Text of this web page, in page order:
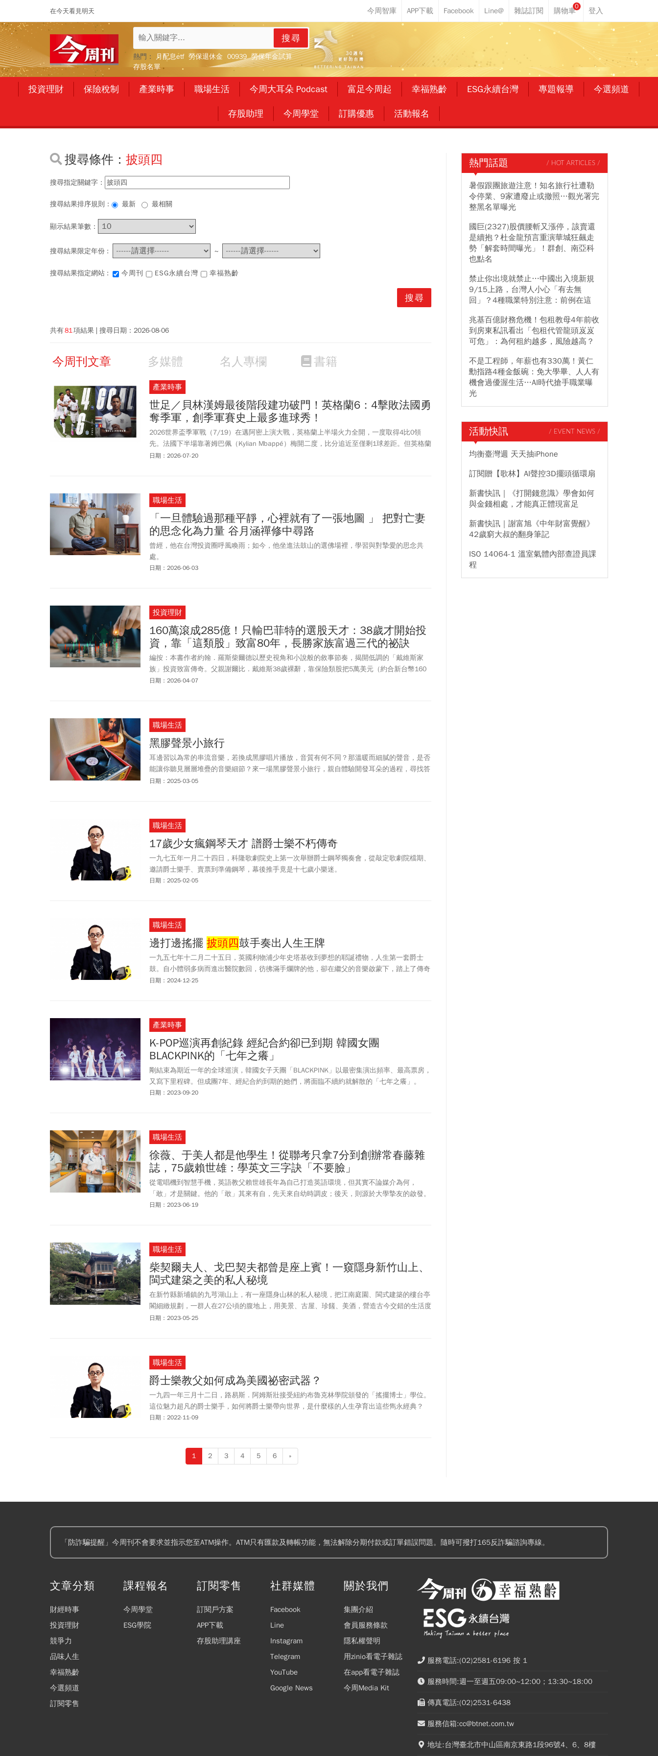
在今天看見明天
0
搜尋
熱門： 月配息etf 勞保退休金 00939 勞保年金試算
存股名單
投資理財 保險稅制 產業時事 職場生活 今周大耳朵 Podcast 富足今周起 幸福熟齡 ESG永續台灣 專題報導 今選頻道
存股助理 今周學堂 訂購優惠 活動報名
搜尋條件： 披頭四
搜尋指定關鍵字：
搜尋結果排序規則： 最新 最相關
顯示結果筆數：
搜尋結果限定年份 : ~
搜尋結果指定網站 : 今周刊 ESG永續台灣 幸福熟齡
共有81項結果 搜尋日期： 2026-08-06
今周刊文章 多媒體 名人專欄 書籍
產業時事
世足／貝林漢姆最後階段建功破門！英格蘭6：4擊敗法國勇
奪季軍，創季軍賽史上最多進球秀！
2026世界盃季軍戰（7/19）在邁阿密上演大戰，英格蘭上半場火力全開，一度取得4比0領
先。法國下半場靠著姆巴佩（Kylian Mbappé）梅開二度，比分追近至僅剩1球差距。但英格蘭
最終仍靠薩卡（Bukayo Saka）完成帽子戲法。貝林漢姆（Jude Bellingham）最後機會反擊破
是場上功臣！在世足8強賽，助英格蘭以2：1 擊敗挪威！不斷證明自己是世界足壇最具代表性
的年輕球星之一。在2022年「卡達世界盃」，他就展現超齡成熟、擔任場上核心關鍵人物。
在2026年世界盃，全面扛起球隊重任，多場比賽有關鍵進球與助攻，是扭轉局勢的「關鍵先
生」。近期賽事讓外界見識到，他在場上的領導能力。年僅23歲的他，不僅擁有成熟球技與領
袖氣質，場外憑藉時尚魅力贏得不少代言，逐漸累積超高人氣，更成為全球足壇最受矚目新生
代巨星。此外，他和挪威球星哈蘭德的「兄弟情」，更是粉絲場外津津樂道的話題。
日期：2026-07-20
職場生活
「一旦體驗過那種平靜，心裡就有了一張地圖 」 把對亡妻
的思念化為力量 谷月涵禪修中尋路
曾經，他在台灣投資圈呼風喚雨；如今，他坐進法鼓山的選佛場裡，學習與對摯愛的思念共
處。
日期：2026-06-03
投資理財
160萬滾成285億！只輸巴菲特的選股天才：38歲才開始投
資，靠「這類股」致富80年，長勝家族富過三代的祕訣
編按：本書作者約翰．羅斯柴爾德以歷史視角和小說般的敘事節奏，揭開低調的「戴維斯家
族」投資致富傳奇。父親謝爾比．戴維斯38歲裸辭，靠保險類股把5萬美元（約合新台幣160
萬元）變成9億美元（約合新台幣285億元）。他死守保險類股45年，布局美國、日本市場，
戴維斯家族不追逐潮流、不迷信專家，更不屈服於市場瘋狂，打破「富不過三代」魔咒。真正
讓財富得以延續的，不是運氣，而是心態、紀律與對價值的堅持。
日期：2026-04-07
職場生活
黑膠聲景小旅行
耳邊習以為常的串流音樂，若換成黑膠唱片播放，音質有何不同？那溫暖而細膩的聲音，是否
能讓你聽見層層堆疊的音樂細節？來一場黑膠聲景小旅行，親自體驗開發耳朵的過程，尋找答
案吧！
日期：2025-03-05
職場生活
17歲少女瘋鋼琴天才 譜爵士樂不朽傳奇
一九七五年一月二十四日，科隆歌劇院史上第一次舉辦爵士鋼琴獨奏會，從敲定歌劇院檔期、
邀請爵士樂手、賣票到準備鋼琴，幕後推手竟是十七歲小樂迷。
日期：2025-02-05
職場生活
邊打邊搖擺 披頭四鼓手奏出人生王牌
一九五七年十二月二十五日，英國利物浦少年史塔基收到夢想的耶誕禮物，人生第一套爵士
鼓。自小體弱多病而進出醫院數回，彷彿滿手爛牌的他，卻在繼父的音樂啟蒙下，踏上了傳奇
鼓手之路。
日期：2024-12-25
產業時事
K-POP巡演再創紀錄 經紀合約卻已到期 韓國女團
BLACKPINK的「七年之癢」
剛結束為期近一年的全球巡演，韓國女子天團「BLACKPINK」以最密集演出頻率、最高票房，
又寫下里程碑。但成團7年、經紀合約到期的她們，將面臨不續約就解散的「七年之癢」。
日期：2023-09-20
職場生活
徐薇、于美人都是他學生！從聯考只拿7分到創辦常春藤雜
誌，75歲賴世雄：學英文三字訣「不要臉」
從電唱機到智慧手機，英語教父賴世雄長年為自己打造英語環境，但其實不論媒介為何，
「敢」才是關鍵。他的「敢」其來有自，先天來自幼時調皮；後天，則源於大學摯友的啟發。
日期：2023-06-19
職場生活
柴契爾夫人、戈巴契夫都曾是座上賓！一窺隱身新竹山上、
閩式建築之美的私人秘境
在新竹縣新埔鎮的九芎湖山上，有一座隱身山林的私人秘境，把江南庭園、閩式建築的樓台亭
閣細緻規劃，一群人在27公頃的腹地上，用美景、古屋、珍饈、美酒，營造古今交錯的生活度
假感。
日期：2023-05-25
職場生活
爵士樂教父如何成為美國祕密武器？
一九四一年三月十二日，路易斯．阿姆斯壯接受紐約布魯克林學院頒發的「搖擺博士」學位。
這位魅力超凡的爵士樂手，如何將爵士樂帶向世界，是什麼樣的人生孕育出這些雋永經典？
日期：2022-11-09
1 2 3 4 5 6 »
熱門話題 / HOT ARTICLES /
暑假跟團旅遊注意！知名旅行社遭勒
令停業、9家遭廢止或撤照…觀光署完
整黑名單曝光
國巨(2327)股價腰斬又漲停，該賣還
是續抱？杜金龍預言重演華城狂飆走
勢「解套時間曝光」！群創、南亞科
也點名
禁止你出境就禁止…中國出入境新規
9/15上路，台灣人小心「有去無
回」？4種職業特別注意：前例在這
兆基百億財務危機！包租教母4年前收
到房東私訊看出「包租代管龍頭岌岌
可危」：為何租約越多，風險越高？
不是工程師，年薪也有330萬！黃仁
勳指路4種金飯碗：免大學畢、人人有
機會過優渥生活…AI時代搶手職業曝
光
活動快訊 / EVENT NEWS /
均衡臺灣週 天天抽iPhone
訂閱贈【歌林】AI聲控3D擺頭循環扇
新書快訊｜《打開錢意識》學會如何
與金錢相處，才能真正體現富足
新書快訊｜謝富旭《中年財富覺醒》
42歲窮大叔的翻身筆記
ISO 14064-1 溫室氣體內部查證員課
程
「防詐騙提醒」今周刊不會要求並指示您至ATM操作。ATM只有匯款及轉帳功能，無法解除分期付款或訂單錯誤問題。隨時可撥打165反詐騙諮詢專線。
文章分類
財經時事
投資理財
競爭力
品味人生
幸福熟齡
今選頻道
訂閱零售
課程報名
今周學堂
ESG學院
訂閱零售
訂閱戶方案
APP下載
存股助理講座
社群媒體
Facebook
Line
Instagram
Telegram
YouTube
Google News
關於我們
集團介紹
會員服務條款
隱私權聲明
用zinio看電子雜誌
在app看電子雜誌
今周Media Kit
服務電話:(02)2581-6196 按 1
服務時間:週一至週五09:00~12:00；13:30~18:00
傳真電話:(02)2531-6438
服務信箱:cc@btnet.com.tw
地址:台灣臺北市中山區南京東路1段96號4、6、8樓